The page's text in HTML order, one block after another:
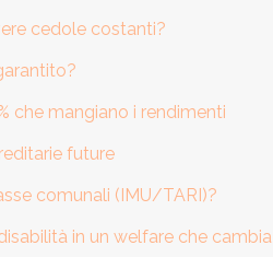
cedole costanti?
che mangiano i rendimenti
future
comunali (IMU/TARI)?
in un welfare che cambia